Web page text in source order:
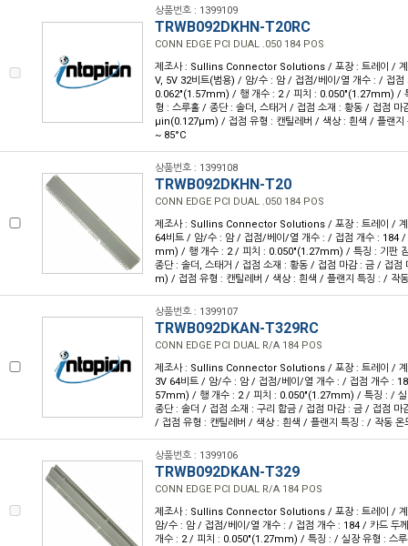
상품번호 : 1399109
TRWB092DKHN-T20RC
CONN EDGE PCI DUAL .050 184 POS
제조사 : Sullins Connector Solutions / 포장 : 트레이 / 계
V, 5V 32비트(범용) / 암/수 : 암 / 접점/베이/열 개수 : / 접점
0.062"(1.57mm) / 행 개수 : 2 / 피치 : 0.050"(1.27mm) /
형 : 스루홀 / 종단 : 솔더, 스태거 / 접점 소재 : 황동 / 접점 마
µin(0.127µm) / 접점 유형 : 캔틸레버 / 색상 : 흰색 / 플랜지
~ 85°C
상품번호 : 1399108
TRWB092DKHN-T20
CONN EDGE PCI DUAL .050 184 POS
제조사 : Sullins Connector Solutions / 포장 : 트레이 / 계
64비트 / 암/수 : 암 / 접점/베이/열 개수 : / 접점 개수 : 184
mm) / 행 개수 : 2 / 피치 : 0.050"(1.27mm) / 특징 : 기판
종단 : 솔더, 스태거 / 접점 소재 : 황동 / 접점 마감 : 금 / 접
m) / 접점 유형 : 캔틸레버 / 색상 : 흰색 / 플랜지 특징 : / 작
상품번호 : 1399107
TRWB092DKAN-T329RC
CONN EDGE PCI DUAL R/A 184 POS
제조사 : Sullins Connector Solutions / 포장 : 트레이 / 계
3V 64비트 / 암/수 : 암 / 접점/베이/열 개수 : / 접점 개수 :
57mm) / 행 개수 : 2 / 피치 : 0.050"(1.27mm) / 특징 : / 실
종단 : 솔더 / 접점 소재 : 구리 합금 / 접점 마감 : 금 / 접점
/ 접점 유형 : 캔틸레버 / 색상 : 흰색 / 플랜지 특징 : / 작동 온
상품번호 : 1399106
TRWB092DKAN-T329
CONN EDGE PCI DUAL R/A 184 POS
제조사 : Sullins Connector Solutions / 포장 : 트레이 /
암/수 : 암 / 접점/베이/열 개수 : / 접점 개수 : 184 / 카드
개수 : 2 / 피치 : 0.050"(1.27mm) / 특징 : / 실장 유형 : 스